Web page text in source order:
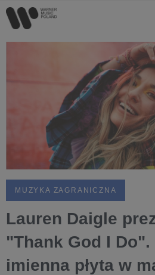
MUZYKA ZAGRANICZNA
Lauren Daigle
"Thank God I
imienna płyta w